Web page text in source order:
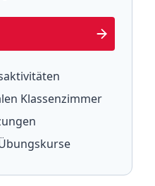
Klassenzimmer